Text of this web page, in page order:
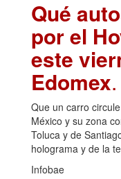
Qué
por el
este
Edomex
Que un carro
México y su zona
Toluca y de
holograma y de la
Infobae